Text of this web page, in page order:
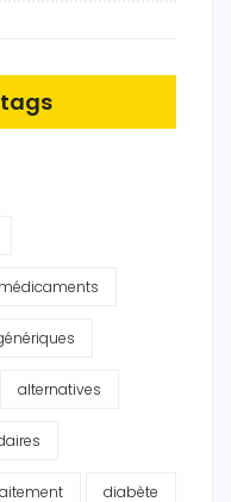
médicaments
alternatives
diabète